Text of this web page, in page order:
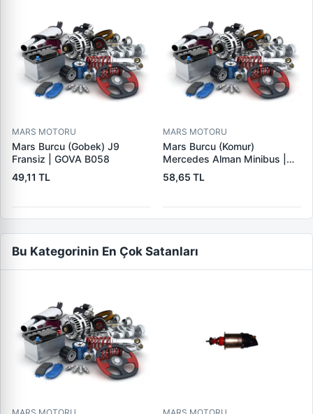
MARS MOTORU
Mars Burcu (Gobek) J9
Fransiz | GOVA B058
49,11 TL
MARS MOTORU
Mars Burcu (Komur)
Mercedes Alman Minibus |
GOVA B035
58,65 TL
Bu Kategorinin En Çok Satanları